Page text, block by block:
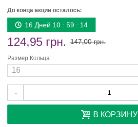
До конца акции осталось:
16 Дней 10 : 59 : 14
124,95 грн. 147,00 грн.
Размер Кольца
-
В КОРЗИНУ